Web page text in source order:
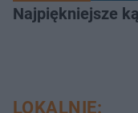
Najpiękniejsze
LOKALNIE: